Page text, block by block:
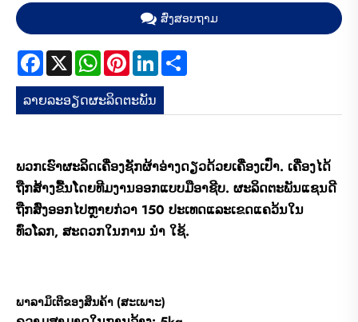
ສົ່ງສອບຖາມ
Facebook
X WhatsApp
PinterestLinkedIn
ລາຍ​ລະ​ອຽດ​ຜະ​ລິດ​ຕະ​ພັນ
ພວກເຮົາຜະລິດເຄື່ອງຊັກຜ້າອ່າງດຽວດ້ວຍເຄື່ອງເປົ່າ. ເຄື່ອງໄດ້
ຖືກສ້າງຂື້ນໂດຍທີມງານອອກແບບມືອາຊີບ. ຜະລິດຕະພັນແຊນດີ
ຖືກສົ່ງອອກໄປຫຼາຍກ່ວາ 150 ປະເທດແລະເຂດແຄວ້ນໃນ
ທົ່ວໂລກ, ສະດວກໃນການ ນຳ ໃຊ້.
ພາລາມິເຕີຂອງສິນຄ້າ (ສະເພາະ)